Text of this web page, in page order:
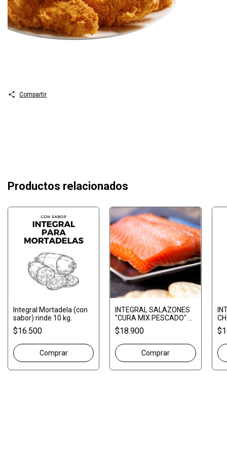
Compartir
Productos relacionados
Integral Mortadela (con
sabor) rinde 10 kg.
$16.500
INTEGRAL SALAZONES
"CURA MIX PESCADO" 1
KG
$18.900